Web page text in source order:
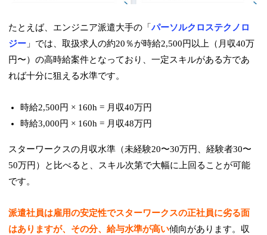
たとえば、エンジニア派遣大手の「パーソルクロステクノロ
ジー 」では、取扱求人の約20％が時給2,500円以上（月収40万
円〜）の高時給案件となっており、一定スキルがある方であ
れば十分に狙える水準です。
時給2,500円 × 160h = 月収40万円
時給3,000円 × 160h = 月収48万円
スターワークスの月収水準（未経験20〜30万円、経験者30〜
50万円）と比べると、スキル次第で大幅に上回ることが可能
です。
派遣社員は雇用の安定性でスターワークスの正社員に劣る面
はありますが、その分、給与水準が高い傾向があります。収